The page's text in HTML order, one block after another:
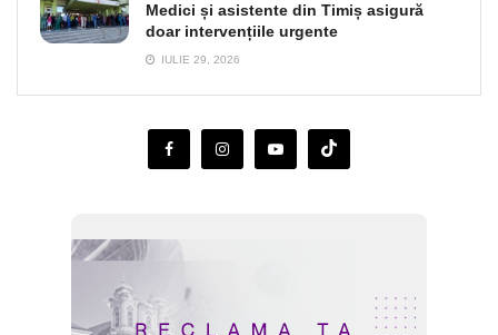
Medici și asistente din Timiș asigură
doar intervențiile urgente
IULIE 29, 2026